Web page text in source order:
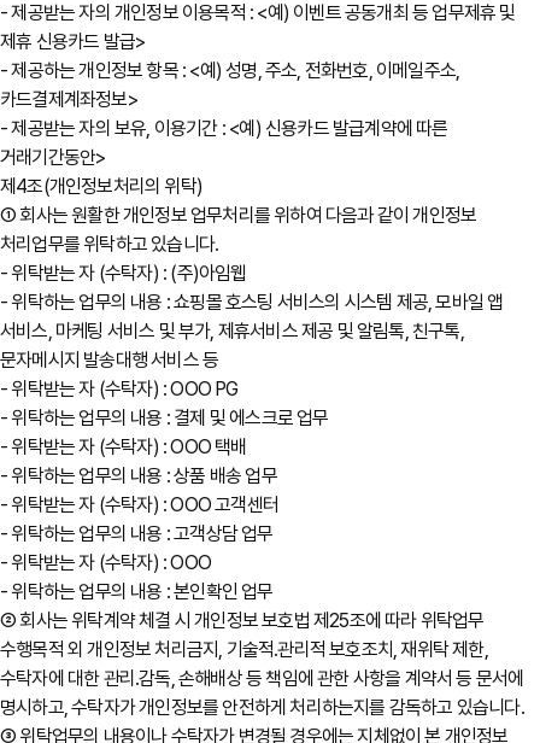
- 제공받는 자의 개인정보 이용목적 : <예) 이벤트 공동개최 등 업무제휴 및
제휴 신용카드 발급>
- 제공하는 개인정보 항목 : <예) 성명, 주소, 전화번호, 이메일주소,
카드결제계좌정보>
- 제공받는 자의 보유, 이용기간 : <예) 신용카드 발급계약에 따른
거래기간동안>
제4조(개인정보처리의 위탁)
① 회사는 원활한 개인정보 업무처리를 위하여 다음과 같이 개인정보
처리업무를 위탁하고 있습니다.
- 위탁받는 자 (수탁자) : (주)아임웹
- 위탁하는 업무의 내용 : 쇼핑몰 호스팅 서비스의 시스템 제공, 모바일 앱
서비스, 마케팅 서비스 및 부가, 제휴서비스 제공 및 알림톡, 친구톡,
문자메시지 발송대행 서비스 등
- 위탁받는 자 (수탁자) : OOO PG
- 위탁하는 업무의 내용 : 결제 및 에스크로 업무
- 위탁받는 자 (수탁자) : OOO 택배
- 위탁하는 업무의 내용 : 상품 배송 업무
- 위탁받는 자 (수탁자) : OOO 고객센터
- 위탁하는 업무의 내용 : 고객상담 업무
- 위탁받는 자 (수탁자) : OOO
- 위탁하는 업무의 내용 : 본인확인 업무
② 회사는 위탁계약 체결 시 개인정보 보호법 제25조에 따라 위탁업무
수행목적 외 개인정보 처리금지, 기술적․관리적 보호조치, 재위탁 제한,
수탁자에 대한 관리․감독, 손해배상 등 책임에 관한 사항을 계약서 등 문서에
명시하고, 수탁자가 개인정보를 안전하게 처리하는지를 감독하고 있습니다.
③ 위탁업무의 내용이나 수탁자가 변경될 경우에는 지체없이 본 개인정보